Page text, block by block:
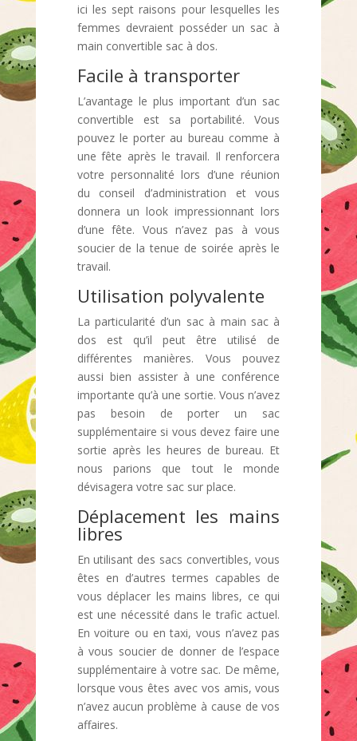
ici les sept raisons pour lesquelles les
femmes devraient posséder un sac à
main convertible sac à dos.
Facile à transporter
L’avantage le plus important d’un sac
convertible est sa portabilité. Vous
pouvez le porter au bureau comme à
une fête après le travail. Il renforcera
votre personnalité lors d’une réunion
du conseil d’administration et vous
donnera un look impressionnant lors
d’une fête. Vous n’avez pas à vous
soucier de la tenue de soirée après le
travail.
Utilisation polyvalente
La particularité d’un sac à main sac à
dos est qu’il peut être utilisé de
différentes manières. Vous pouvez
aussi bien assister à une conférence
importante qu’à une sortie. Vous n’avez
pas besoin de porter un sac
supplémentaire si vous devez faire une
sortie après les heures de bureau. Et
nous parions que tout le monde
dévisagera votre sac sur place.
Déplacement les mains
libres
En utilisant des sacs convertibles, vous
êtes en d’autres termes capables de
vous déplacer les mains libres, ce qui
est une nécessité dans le trafic actuel.
En voiture ou en taxi, vous n’avez pas
à vous soucier de donner de l’espace
supplémentaire à votre sac. De même,
lorsque vous êtes avec vos amis, vous
n’avez aucun problème à cause de vos
affaires.